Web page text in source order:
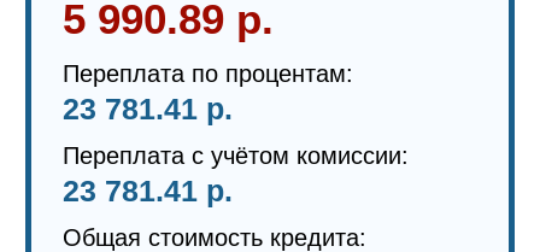
5 990.89 р.
Переплата по процентам:
23 781.41 р.
Переплата с учётом комиссии:
23 781.41 р.
Общая стоимость кредита: